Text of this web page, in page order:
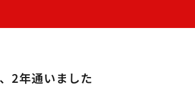
2年通いました